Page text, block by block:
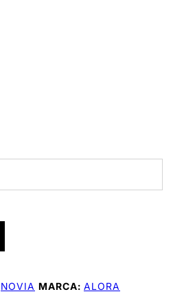
NOVIA MARCA: ALORA